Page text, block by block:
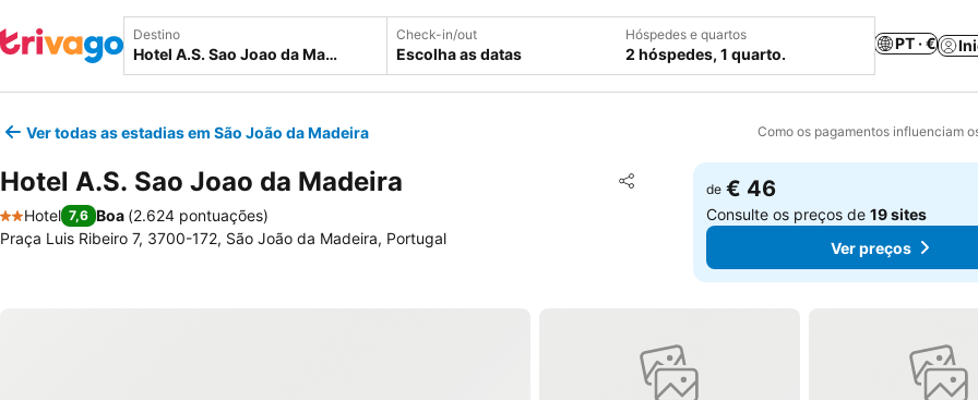
Destino Check-in/out
Escolha as datas
Hóspedes e quartos
2 hóspedes, 1 quarto.
PT · €
Ver todas as estadias em São João da Madeira Como os pagamentos influenciam
Hotel A.S. Sao Joao da Madeira Partilhar
Adicionar aos favoritos
2 Estrelas
Hotel 7,6 Boa (2.624 pontuações)
Praça Luis Ribeiro 7, 3700-172, São João da Madeira, Portugal
de € 46
Consulte os preços de19 sites
Ver preços